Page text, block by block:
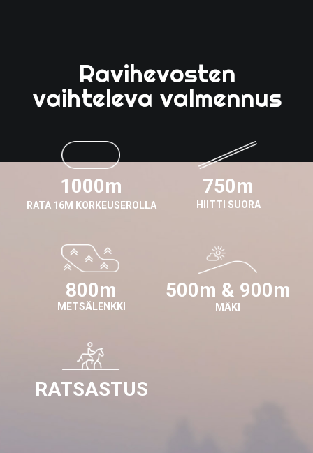
Ravihevosten
vaihteleva valmennus
1000m 750m
800m 500m & 900m
RATA 16M KORKEUSEROLLA HIITTI SUORA
METSÄLENKKI MÄKI
RATSASTUS